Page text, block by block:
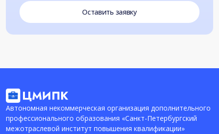
Оставить заявку
Автономная некоммерческая организация дополнительного
профессионального образования «Санкт-Петербургский
межотраслевой институт повышения квалификации»